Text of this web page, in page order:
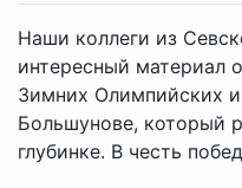
Наши коллеги из
интересный материал
Зимних Олимпийских
Большунове, который
глубинке. В честь